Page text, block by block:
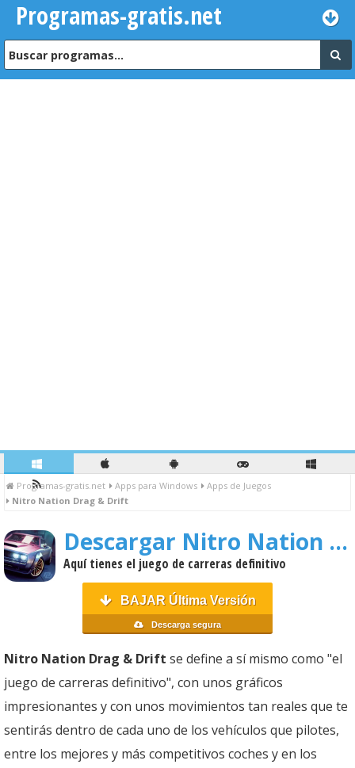
Programas-gratis.net
Programas-gratis.net Apps para Windows
Apps de Juegos
Nitro Nation Drag & Drift
Descargar Nitro Nation Drag & Drift
Aquí tienes el juego de carreras definitivo
BAJAR Última Versión
Descarga segura
Nitro Nation Drag & Drift se define a sí mismo como "el
juego de carreras definitivo", con unos gráficos
impresionantes y con unos movimientos tan reales que te
sentirás dentro de cada uno de los vehículos que pilotes,
entre los mejores y más competitivos coches y en los